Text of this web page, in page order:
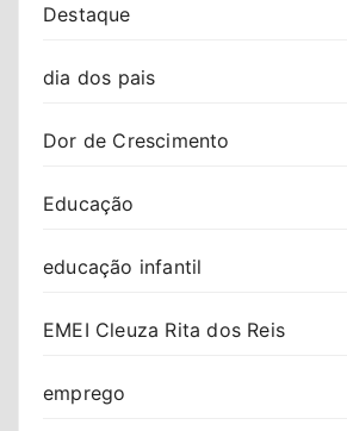
Destaque
dia dos pais
Dor de Crescimento
Educação
educação infantil
EMEI Cleuza Rita dos Reis
emprego